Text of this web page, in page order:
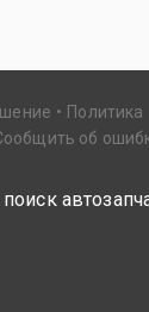
Политика
об